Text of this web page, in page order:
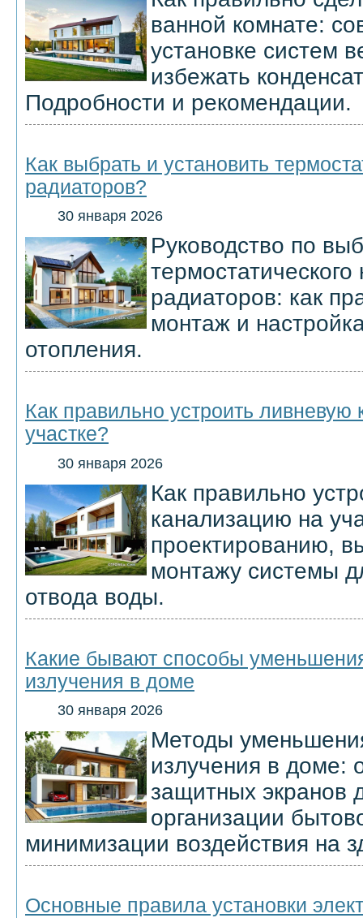
ванной комнате:
установке систем
избежать
Подробности и рекомендации.
Как выбрать и установить
радиаторов?
30 января 2026
Руководство по
радиаторов: как
монтаж и
отопления.
Как правильно устроить ливневую
участке?
30 января 2026
Как правильно
канализацию на
проектированию,
монтажу системы
отвода воды.
Какие бывают способы
излучения в доме
30 января 2026
Методы
излучения в доме:
защитных экранов
организации
минимизации воздействия на
Основные правила установки